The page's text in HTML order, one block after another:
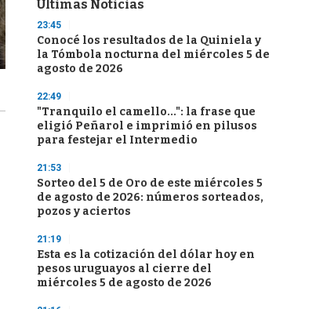
Últimas Noticias
23:45
Conocé los resultados de la Quiniela y
la Tómbola nocturna del miércoles 5 de
agosto de 2026
22:49
"Tranquilo el camello...": la frase que
eligió Peñarol e imprimió en pilusos
para festejar el Intermedio
21:53
Sorteo del 5 de Oro de este miércoles 5
de agosto de 2026: números sorteados,
pozos y aciertos
21:19
Esta es la cotización del dólar hoy en
pesos uruguayos al cierre del
miércoles 5 de agosto de 2026